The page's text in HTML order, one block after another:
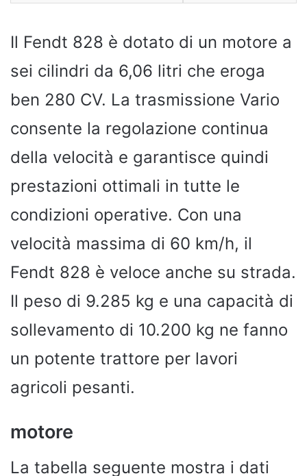
Il Fendt 828 è dotato di un motore a
sei cilindri da 6,06 litri che eroga
ben 280 CV. La trasmissione Vario
consente la regolazione continua
della velocità e garantisce quindi
prestazioni ottimali in tutte le
condizioni operative. Con una
velocità massima di 60 km/h, il
Fendt 828 è veloce anche su strada.
Il peso di 9.285 kg e una capacità di
sollevamento di 10.200 kg ne fanno
un potente trattore per lavori
agricoli pesanti.
motore
La tabella seguente mostra i dati